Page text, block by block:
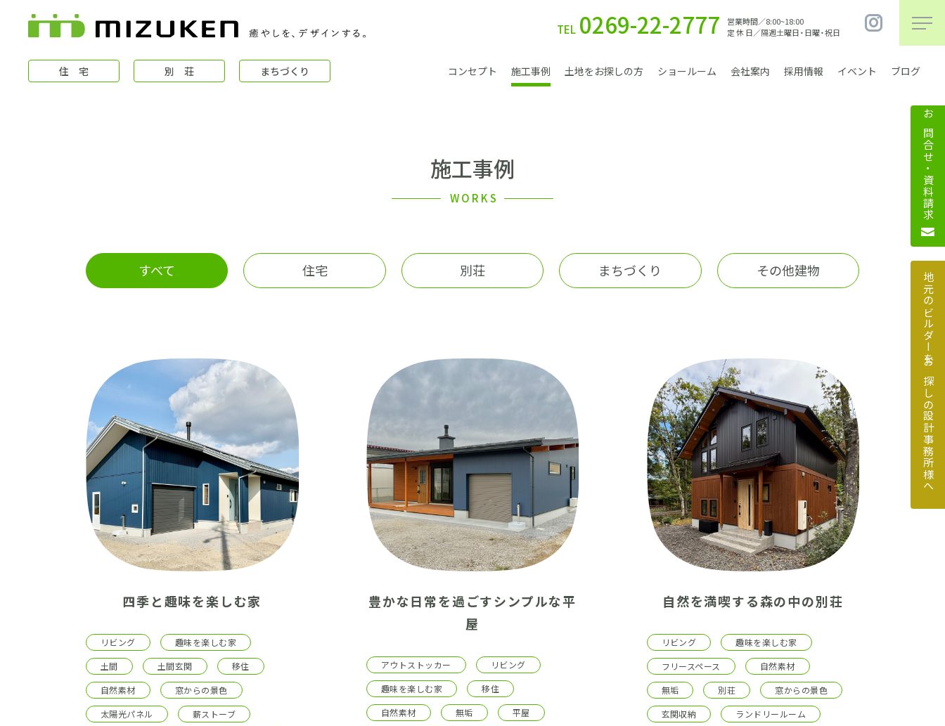
TEL 0269-22-2777
営業時間／8:00~18:00
定 休 日／隔週土曜日・日曜・祝日
住 宅 別 荘 まちづくり コンセプト 施工事例 土地をお探しの方 ショールーム 会社案内 採用情報 イベント ブログ
別 荘
コンセプト 会社案内
土地をお探しの方 イベント
ショールーム ブログ
お問合せ・資料請求 地元のビルダーを お探しの設計事務所様へ
施工事例
WORKS
すべて 住宅 別荘 まちづくり その他建物
四季と趣味を楽しむ家
リビング
趣味を楽しむ家
土間
土間玄関
移住
自然素材
窓からの景色
太陽光パネル
薪ストーブ
豊かな日常を過ごすシンプルな平
屋
アウトストッカー
リビング
趣味を楽しむ家
移住
自然素材
無垢
平屋
自然を満喫する森の中の別荘
リビング
趣味を楽しむ家
フリースペース
自然素材
無垢
別荘
窓からの景色
玄関収納
ランドリールーム
お問合せ・資料請求
地元のビルダーをお探しの設計事務所様へ